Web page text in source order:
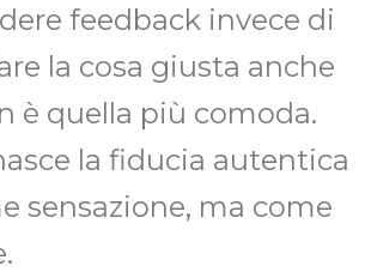
feedback invece di
la cosa giusta anche
è quella più comoda.
la fiducia autentica
sensazione, ma come